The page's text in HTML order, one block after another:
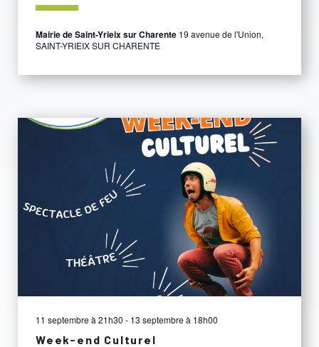
Mairie de Saint-Yrieix sur Charente 19 avenue de l'Union,
SAINT-YRIEIX SUR CHARENTE
11 septembre à 21h30 - 13 septembre à 18h00
Week-end Culturel